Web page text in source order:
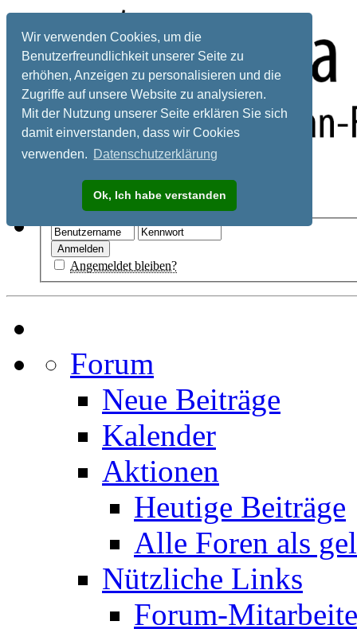
Wir verwenden Cookies, um die
Benutzerfreundlichkeit unserer Seite zu
erhöhen, Anzeigen zu personalisieren und die
Zugriffe auf unsere Website zu analysieren.
Mit der Nutzung unserer Seite erklären Sie sich
damit einverstanden, dass wir Cookies
verwenden. Datenschutzerklärung
Ok, Ich habe verstanden
Registrieren
Angemeldet bleiben?
Forum
Neue Beiträge
Kalender
Aktionen
Heutige Beiträge
Alle Foren als
Nützliche Links
Forum-